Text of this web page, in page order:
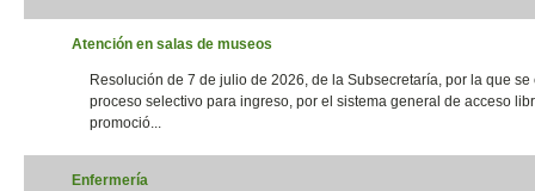
Atención en salas de museos
Resolución de 7 de julio de 2026, de la Subsecretaría, por la que se
proceso selectivo para ingreso, por el sistema general de acceso
promoció...
Enfermería